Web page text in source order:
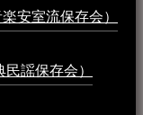
安室流保存会）
謡保存会）